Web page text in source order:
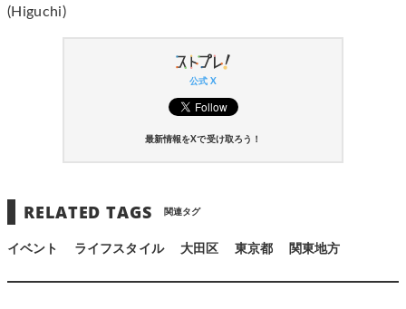
(Higuchi)
公式 X
最新情報をXで受け取ろう！
RELATED TAGS 関連タグ
イベント ライフスタイル 大田区 東京都 関東地方